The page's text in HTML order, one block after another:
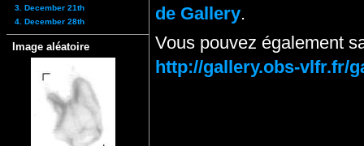
3. December 21th
4. December 28th
Image aléatoire
de Gallery.
Vous pouvez également
http://gallery.obs-vlfr.fr/